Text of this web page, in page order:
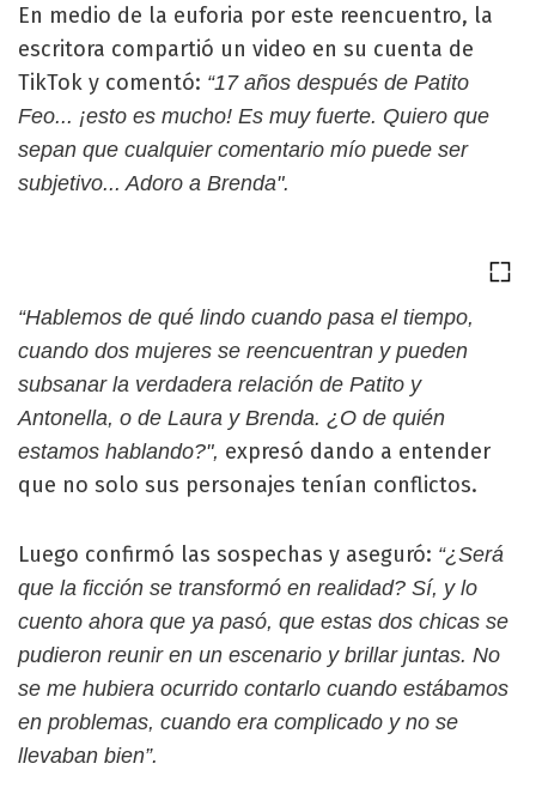
En medio de la euforia por este reencuentro, la
escritora compartió un video en su cuenta de
TikTok y comentó: “17 años después de Patito
Feo... ¡esto es mucho! Es muy fuerte. Quiero que
sepan que cualquier comentario mío puede ser
subjetivo... Adoro a Brenda".
“Hablemos de qué lindo cuando pasa el tiempo,
cuando dos mujeres se reencuentran y pueden
subsanar la verdadera relación de Patito y
Antonella, o de Laura y Brenda. ¿O de quién
estamos hablando?", expresó dando a entender
que no solo sus personajes tenían conflictos.
Luego confirmó las sospechas y aseguró: “¿Será
que la ficción se transformó en realidad? Sí, y lo
cuento ahora que ya pasó, que estas dos chicas se
pudieron reunir en un escenario y brillar juntas. No
se me hubiera ocurrido contarlo cuando estábamos
en problemas, cuando era complicado y no se
llevaban bien”.